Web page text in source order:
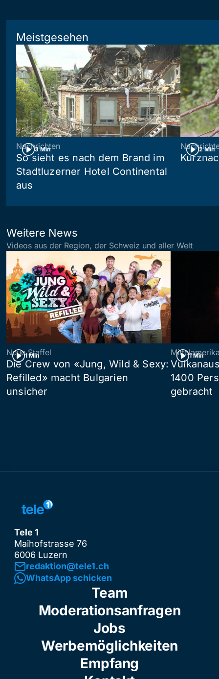
Meistgesehen
3 Min
Nachrichten
So sieht es nach dem Brand im
Stadtluzerner Hotel Continental
aus
2 Min
Weitere News
Videos aus der Region, der Schweiz und aller Welt
1 Min
Neue Staffel
Die Crew von «Jung, Wild & Sexy:
Refilled» macht Bulgarien
unsicher
1 Min
1400
gebracht
Tele 1
Maihofstrasse 76
6006 Luzern
redaktion@tele1.ch
WhatsApp schicken
Team
Moderationsanfragen
Jobs
Werbemöglichkeiten
Empfang